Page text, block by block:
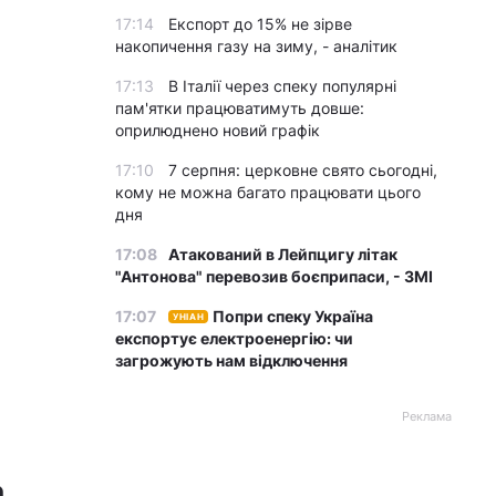
17:14
Експорт до 15% не зірве
накопичення газу на зиму, - аналітик
17:13
В Італії через спеку популярні
пам'ятки працюватимуть довше:
оприлюднено новий графік
17:10
7 серпня: церковне свято сьогодні,
кому не можна багато працювати цього
дня
17:08 Атакований в Лейпцигу літак
"Антонова" перевозив боєприпаси, - ЗМІ
17:07 УНІАН
Попри спеку Україна
експортує електроенергію: чи
загрожують нам відключення
Реклама